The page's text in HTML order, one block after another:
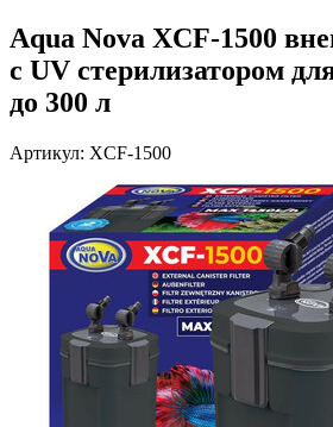
Aqua Nova XCF-1500
с UV стерилизатором
до 300 л
Артикул: XCF-1500